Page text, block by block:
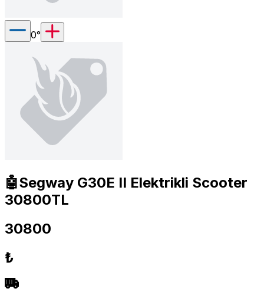
0°
🤖Segway G30E II Elektrikli Scooter
30800TL
30800
₺